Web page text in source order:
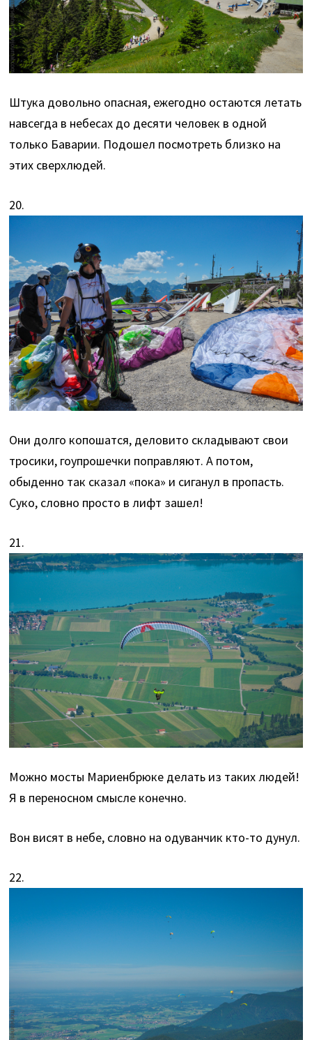
Штука довольно опасная, ежегодно остаются летать
навсегда в небесах до десяти человек в одной
только Баварии. Подошел посмотреть близко на
этих сверхлюдей.
20.
Они долго копошатся, деловито складывают свои
тросики, гоупрошечки поправляют. А потом,
обыденно так сказал «пока» и сиганул в пропасть.
Суко, словно просто в лифт зашел!
21.
Можно мосты Мариенбрюке делать из таких людей!
Я в переносном смысле конечно.
Вон висят в небе, словно на одуванчик кто-то дунул.
22.